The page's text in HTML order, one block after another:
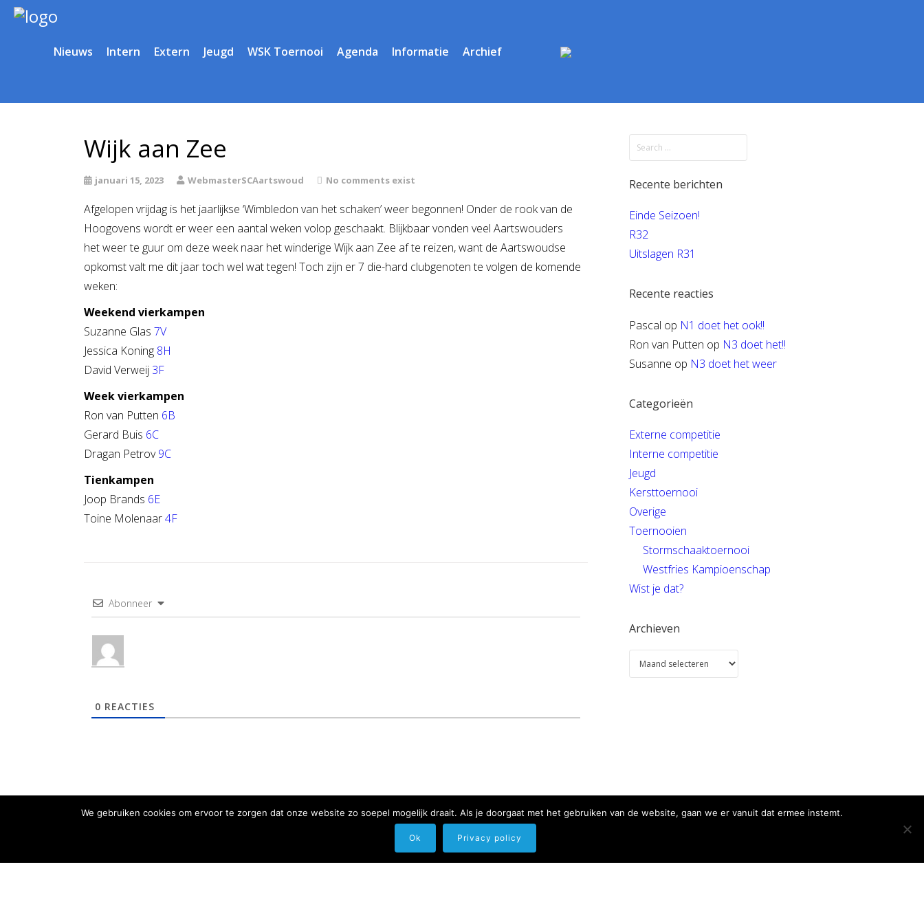
Nieuws Intern Extern Jeugd WSK Toernooi Agenda Informatie Archief
Wijk aan Zee
januari 15, 2023 WebmasterSCAartswoud No comments exist
Afgelopen vrijdag is het jaarlijkse ‘Wimbledon van het schaken’ weer begonnen! Onder de rook van de
Hoogovens wordt er weer een aantal weken volop geschaakt. Blijkbaar vonden veel Aartswouders
het weer te guur om deze week naar het winderige Wijk aan Zee af te reizen, want de Aartswoudse
opkomst valt me dit jaar toch wel wat tegen! Toch zijn er 7 die-hard clubgenoten te volgen de komende
weken:
Weekend vierkampen
Suzanne Glas 7V
Jessica Koning 8H
David Verweij 3F
Week vierkampen
Ron van Putten 6B
Gerard Buis 6C
Dragan Petrov9C
Tienkampen
Joop Brands 6E
Toine Molenaar4F
Abonneer
0 REACTIES
Recente berichten
Einde Seizoen!
R32
Uitslagen R31
Recente reacties
Pascal op N1 doet het ook!!
Ron van Putten op N3 doet het!!
Susanne op N3 doet het weer
Categorieën
Externe competitie
Interne competitie
Jeugd
Kersttoernooi
Overige
Toernooien
Stormschaaktoernooi
Westfries Kampioenschap
Wist je dat?
Archieven
We gebruiken cookies om ervoor te zorgen dat onze website zo soepel mogelijk draait. Als je doorgaat met het gebruiken van de website, gaan we er vanuit dat ermee instemt.
Ok Privacy policy